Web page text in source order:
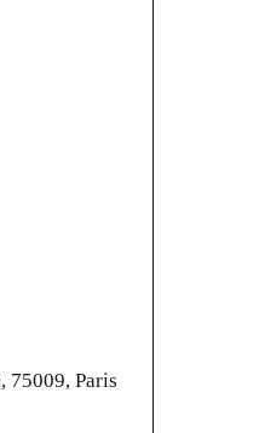
75009, Paris